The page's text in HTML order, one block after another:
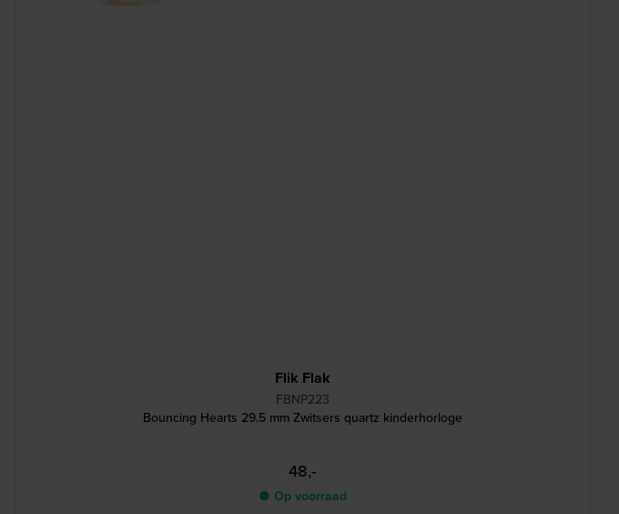
Flik Flak
FBNP223
Bouncing Hearts 29.5 mm Zwitsers quartz kinderhorloge
48,-
● Op voorraad